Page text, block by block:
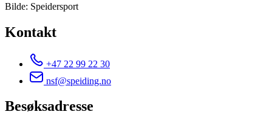
Bilde: Speidersport
Kontakt
+47 22 99 22 30
nsf@speiding.no
Besøksadresse